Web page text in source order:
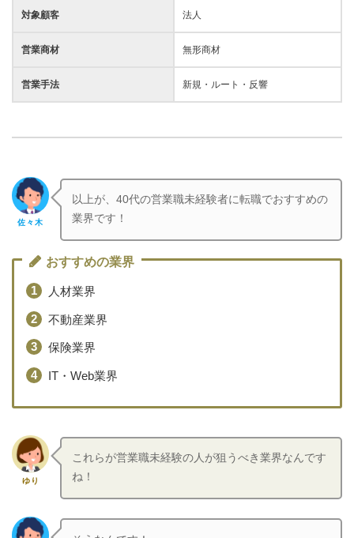
対象顧客 法人
営業商材 無形商材
営業手法 新規・ルート・反響
佐々木
以上が、40代の営業職未経験者に転職でおすすめの
業界です！
おすすめの業界
人材業界
不動産業界
保険業界
IT・Web業界
ゆり
これらが営業職未経験の人が狙うべき業界なんです
ね！